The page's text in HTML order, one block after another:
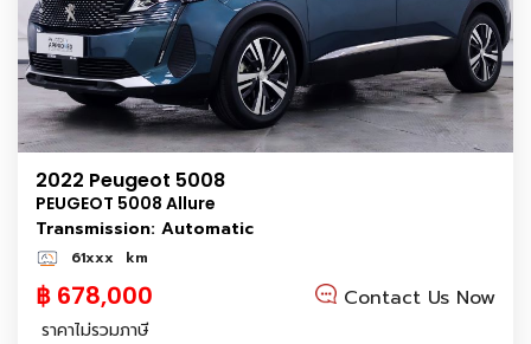
2022 Peugeot 5008
PEUGEOT 5008 Allure
Transmission: Automatic
61xxx km
฿ 678,000 Contact Us Now
ราคาไม่รวมภาษี